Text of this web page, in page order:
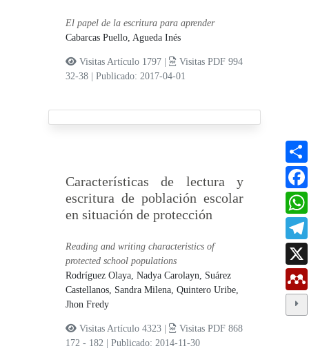
El papel de la escritura para aprender
Cabarcas Puello, Agueda Inés
Visitas Artículo 1797 |
Visitas PDF 994
32-38
|Publicado: 2017-04-01
Características de lectura y
escritura de población escolar
en situación de protección
Reading and writing characteristics of
protected school populations
Rodríguez Olaya, Nadya Carolayn, Suárez
Castellanos, Sandra Milena,Quintero Uribe,
Jhon Fredy
Visitas Artículo 4323 |
Visitas PDF 868
172 - 182
|Publicado: 2014-11-30